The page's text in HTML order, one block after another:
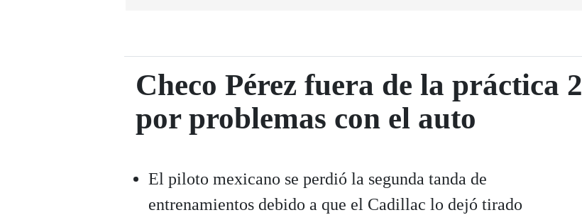
Checo Pérez fuera de la práctica 2
por problemas con el auto
El piloto mexicano se perdió la segunda tanda de
entrenamientos debido a que el Cadillac lo dejó tirado